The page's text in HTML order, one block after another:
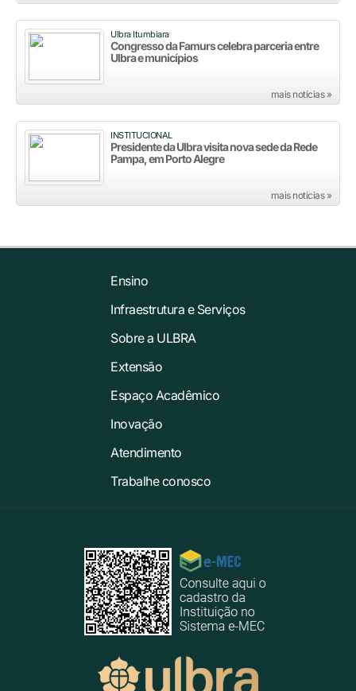
Ulbra Itumbiara
Congresso da Famurs celebra parceria entre
Ulbra e municípios
mais notícias »
INSTITUCIONAL
Presidente da Ulbra visita nova sede da Rede
Pampa, em Porto Alegre
mais notícias »
Ensino
Infraestrutura e Serviços
Sobre a ULBRA
Extensão
Espaço Acadêmico
Inovação
Atendimento
Trabalhe conosco